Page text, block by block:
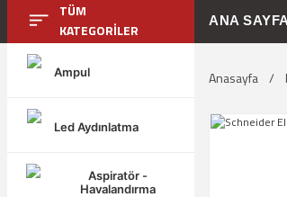
TÜM
KATEGORİLER
Ampul
Led Aydınlatma
Aspiratör -
Havalandırma
ANA SAYFA
Anasayfa